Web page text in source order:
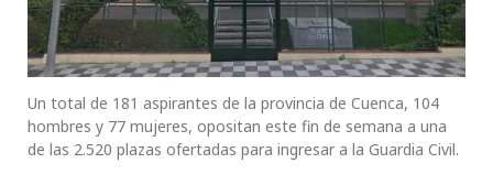
Un total de 181 aspirantes de la provincia de Cuenca, 104
hombres y 77 mujeres, opositan este fin de semana a una
de las 2.520 plazas ofertadas para ingresar a la Guardia Civil.